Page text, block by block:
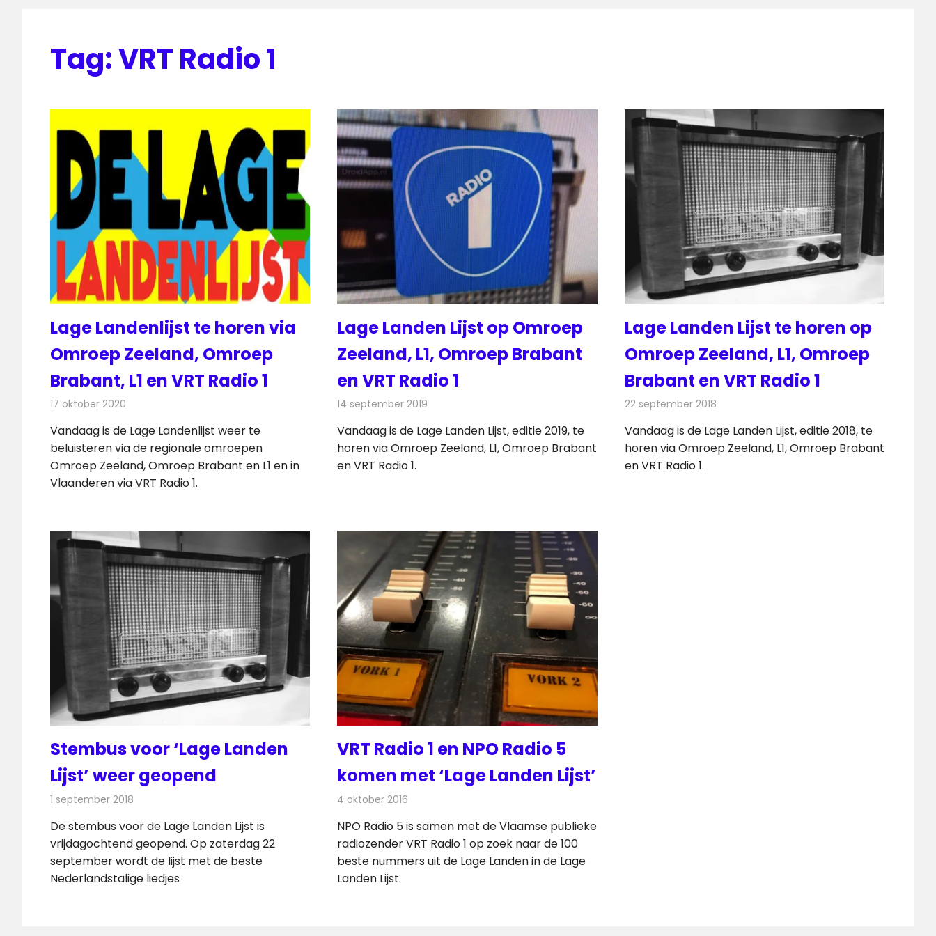
Tag:VRT Radio 1
Lage Landenlijst te horen via
Omroep Zeeland, Omroep
Brabant, L1 en VRT Radio 1
17 oktober 2020
Vandaag is de Lage Landenlijst weer te
beluisteren via de regionale omroepen
Omroep Zeeland, Omroep Brabant en L1 en in
Vlaanderen via VRT Radio 1.
Lage Landen Lijst op Omroep
Zeeland, L1, Omroep Brabant
en VRT Radio 1
14 september 2019
Vandaag is de Lage Landen Lijst, editie 2019, te
horen via Omroep Zeeland, L1, Omroep Brabant
en VRT Radio 1.
Lage Landen Lijst te horen op
Omroep Zeeland, L1, Omroep
Brabant en VRT Radio 1
22 september 2018
Vandaag is de Lage Landen Lijst, editie 2018, te
horen via Omroep Zeeland, L1, Omroep Brabant
en VRT Radio 1.
Stembus voor ‘Lage Landen
Lijst’ weer geopend
1 september 2018
De stembus voor de Lage Landen Lijst is
vrijdagochtend geopend. Op zaterdag 22
september wordt de lijst met de beste
Nederlandstalige liedjes
VRT Radio 1 en NPO Radio 5
komen met ‘Lage Landen Lijst’
4 oktober 2016
NPO Radio 5 is samen met de Vlaamse publieke
radiozender VRT Radio 1 op zoek naar de 100
beste nummers uit de Lage Landen in de Lage
Landen Lijst.